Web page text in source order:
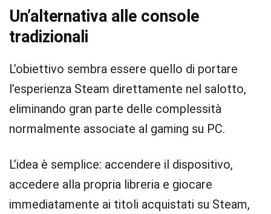
Un’alternativa alle console
tradizionali
L’obiettivo sembra essere quello di portare
l’esperienza Steam direttamente nel salotto,
eliminando gran parte delle complessità
normalmente associate al gaming su PC.
L’idea è semplice: accendere il dispositivo,
accedere alla propria libreria e giocare
immediatamente ai titoli acquistati su Steam,